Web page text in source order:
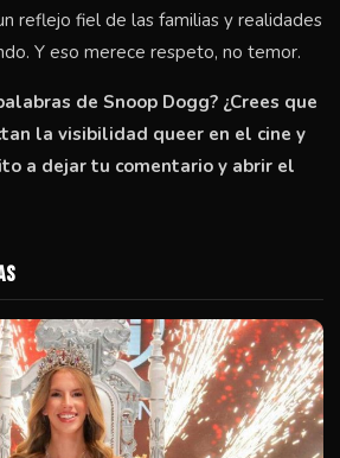
reflejo fiel de las familias y realidades
Y eso merece respeto, no temor.
de Snoop Dogg? ¿Crees que
la visibilidad queer en el cine y
a dejar tu comentario y abrir el